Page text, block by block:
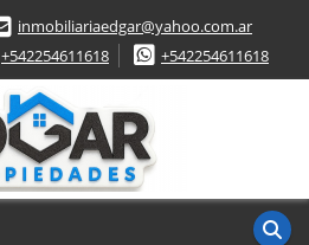
inmobiliariaedgar@yahoo.com.ar
+542254611618
+542254611618